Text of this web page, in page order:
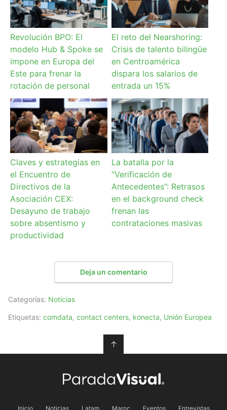
Revolución BPO: El
modelo Hub & Spoke se
impone en Europa del
Este para frenar la
rotación de personal
El reto del Nearshoring:
Crisis de talento bilingüe
en Centroamérica
dispara los salarios de
entrada un 15%
Claves y estrategias en
el Encuentro de
Directivos de la
Asociación CEX:
Desayuno de trabajo
sobre absentismo y
productividad
La batalla por la
“Verificación de
Antecedentes”: Retrasos
en el background check
frenan las
contrataciones masivas
Deja un comentario
Categorías: Noticias
Etiquetas: comdata, contact centers, konecta, Unión Europea
↑
Inicio Noticias Latam Maroc Eventos Entrevistas